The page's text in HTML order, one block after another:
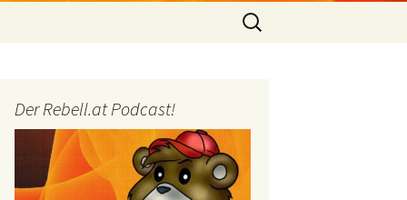
Suchen
nach:
Der Rebell.at Podcast!